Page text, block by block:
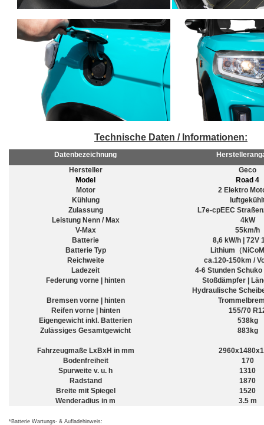
Technische Daten / Informationen:
Datenbezeichnung
Hersteller
Geco
Model
Road 4
Motor
2 Elektro
Kühlung
Zulassung
L7e-cpEEC
Leistung Nenn / Max
4kW
V-Max
55km/h
Batterie
8,6 kW/h | 72V
Batterie Typ
Lithium（
Reichweite
ca.120-150km /
Ladezeit
4-6 Stunden
Federung vorne | hinten
Stoßdämpfer |
Bremsen vorne | hinten
Hydraulische
Reifen vorne | hinten
155/70
Eigengewicht inkl. Batterien
538kg
Zulässiges Gesamtgewicht
883kg
Fahrzeugmaße LxBxH in mm
Bodenfreiheit
170
Spurweite v. u. h
1310
Radstand
1870
Breite mit Spiegel
1520
Wenderadius in m
3.5 m
*Batterie Wartungs- & Aufladehinweis: